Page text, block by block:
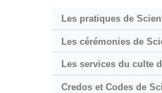
Les pratiques de
Les cérémonies de
Les services du culte
Credos et Codes de